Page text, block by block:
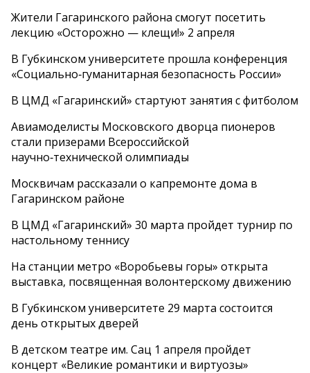
Жители Гагаринского района смогут посетить
лекцию «Осторожно — клещи!» 2 апреля
В Губкинском университете прошла конференция
«Социально‑гуманитарная безопасность России»
В ЦМД «Гагаринский» стартуют занятия с фитболом
Авиамоделисты Московского дворца пионеров
стали призерами Всероссийской
научно‑технической олимпиады
Москвичам рассказали о капремонте дома в
Гагаринском районе
В ЦМД «Гагаринский» 30 марта пройдет турнир по
настольному теннису
На станции метро «Воробьевы горы» открыта
выставка, посвященная волонтерскому движению
В Губкинском университете 29 марта состоится
день открытых дверей
В детском театре им. Сац 1 апреля пройдет
концерт «Великие романтики и виртуозы»